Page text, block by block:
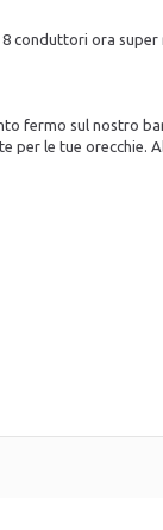
conduttori ora
fermo sul nostro
per le tue orecchie.